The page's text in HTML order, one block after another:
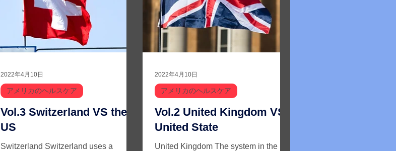
Vol.3 Switzerland VS the
US
Switzerland Switzerland uses a
アメリカのヘルスケア
2022年4月10日
Vol.2 United Kingdom VS
United State
United Kingdom The system in the UK
アメリカのヘルスケア
2022年4月10日